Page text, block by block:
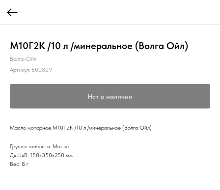
М10Г2К /10 л /минеральное (Волга Ойл)
Волга-Ойл
Артикул: 800809
Нет в наличии
Масло моторное М10Г2К /10 л /минеральное (Волга Ойл)
Группа запчасти: Масло
ДxШxВ: 150x350x250 мм
Вес: 8 г